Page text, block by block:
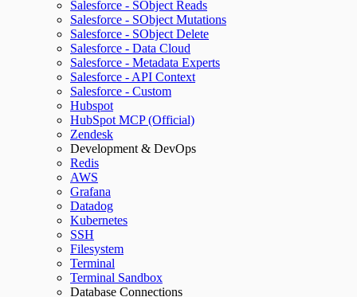
Salesforce - SObject Reads
Salesforce - SObject Mutations
Salesforce - SObject Delete
Salesforce - Data Cloud
Salesforce - Metadata Experts
Salesforce - API Context
Salesforce - Custom
Hubspot
HubSpot MCP (Official)
Zendesk
Development & DevOps
Redis
AWS
Grafana
Datadog
Kubernetes
SSH
Filesystem
Terminal
Terminal Sandbox
Database Connections